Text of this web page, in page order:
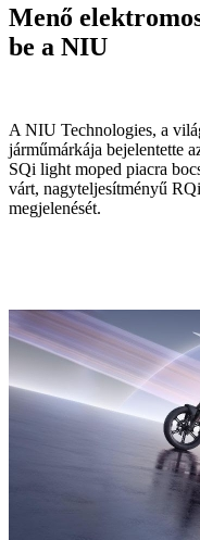
Menő
be a NIU
A NIU Technologies, a
járműmárkája bejelentette
SQi light moped piacra
várt, nagyteljesítményű
megjelenését.